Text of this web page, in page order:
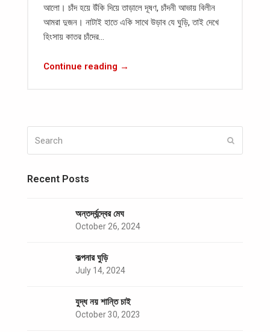
আলো। চাঁদ হয়ে উঁকি দিয়ে তাড়ালে দূষণ, চাঁদনী আভায় বিলীন
আমরা দুজন। নাটাই হাতে একি সাথে উড়াব যে ঘুড়ি, তাই দেখে
হিংসায় কাতর চাঁদের…
Continue reading →
Recent Posts
অন্তর্দ্বন্দ্বের মেঘ
October 26, 2024
কল্পনার ঘুড়ি
July 14, 2024
যুদ্ধ নয় শান্তি চাই
October 30, 2023